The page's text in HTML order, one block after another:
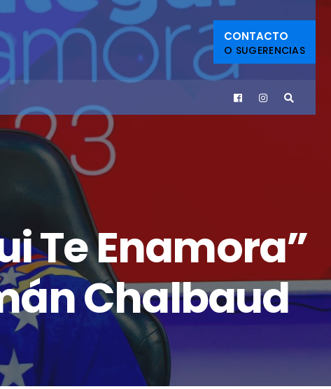
CONTACTO
O SUGERENCIAS
Te Enamora”
Chalbaud